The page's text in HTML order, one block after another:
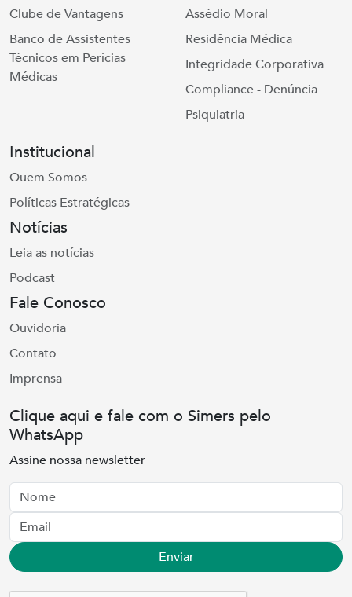
Clube de Vantagens
Banco de Assistentes
Técnicos em Perícias
Médicas
Assédio Moral
Residência Médica
Integridade Corporativa
Compliance - Denúncia
Psiquiatria
Institucional
Quem Somos
Políticas Estratégicas
Notícias
Leia as notícias
Podcast
Fale Conosco
Ouvidoria
Contato
Imprensa
Clique aqui e fale com o Simers pelo
WhatsApp
Assine nossa newsletter
Nome
Email
Enviar